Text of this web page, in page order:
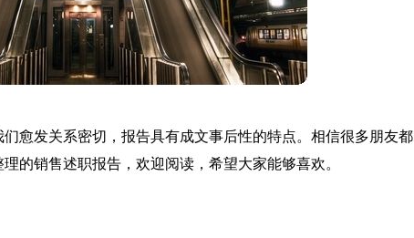
愈发关系密切，报告具有成文事后性的特点。相信很多朋友都
的销售述职报告，欢迎阅读，希望大家能够喜欢。